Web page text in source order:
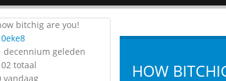
bitchig are you!
decennium geleden
totaal
vandaag
HOW